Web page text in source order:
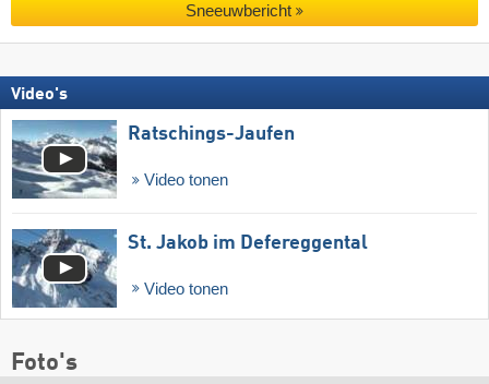
Sneeuwbericht
Video's
Ratschings-Jaufen
Video tonen
St. Jakob im Defereggental
Video tonen
Foto's